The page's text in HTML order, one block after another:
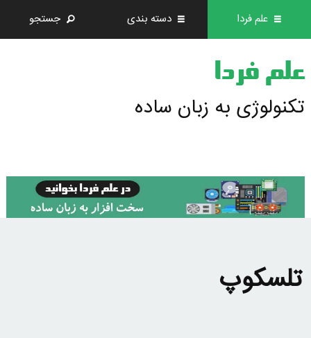
علم فردا دسته بندی جستجو
علم فردا
تکنولوژی به زبان ساده
تلسكوپ